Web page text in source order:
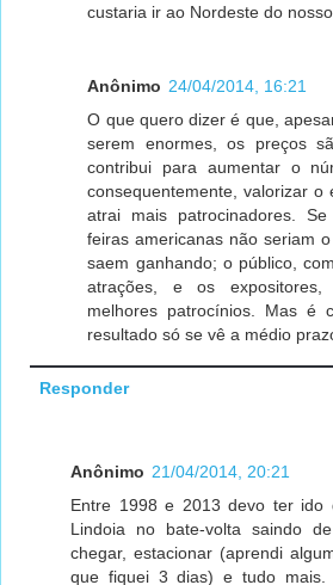
custaria ir ao Nordeste do
Anônimo 24/04/2014, 16:21
O que quero dizer é que,
serem enormes, os preços
contribui para aumentar o
consequentemente, valorizar o
atrai mais patrocinadores.
feiras americanas não seriam
saem ganhando; o público,
atrações, e os
melhores patrocínios. Mas é
resultado só se vê a médio
Responder
Anônimo 21/04/2014, 20:21
Entre 1998 e 2013 devo ter ido
Lindoia no bate-volta saindo
chegar, estacionar (aprendi
que fiquei 3 dias) e tudo mais.